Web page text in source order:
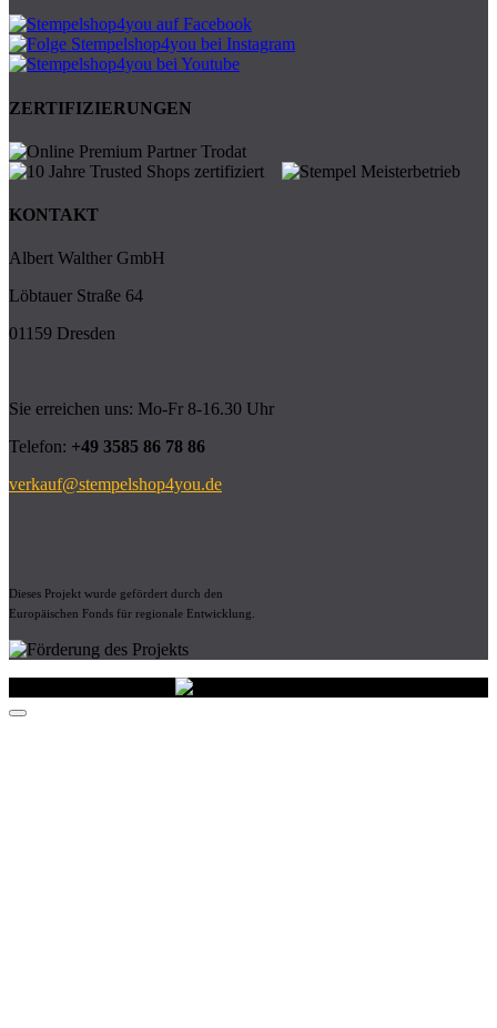
ZERTIFIZIERUNGEN
KONTAKT
Albert Walther GmbH
Löbtauer Straße 64
01159 Dresden
Sie erreichen uns: Mo-Fr 8-16.30 Uhr
Telefon: +49 3585 86 78 86
verkauf@stempelshop4you.de
Dieses Projekt wurde gefördert durch den
Europäischen Fonds für regionale Entwicklung.